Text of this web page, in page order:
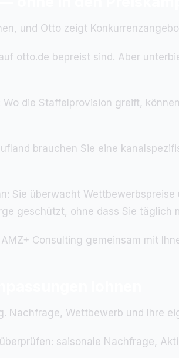
und Otto zeigt
otto.de bepreist sind. Aber
die Staffelprovision greift,
brauchen Sie eine
Sie überwacht
geschützt, ohne dass Sie täglich
Consulting gemeinsam mit
Nachfrage, Wettbewerb und Ihre
saisonale Nachfrage,